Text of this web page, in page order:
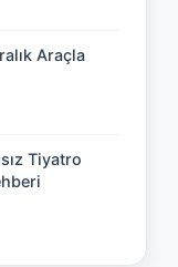
Araçla
Tiyatro